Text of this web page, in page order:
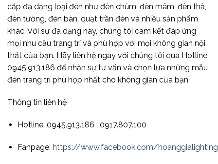
cấp đa dạng loại đèn như đèn chùm, đèn mâm, đèn thả,
đèn tường, đèn bàn, quạt trần đèn và nhiều sản phẩm
khác. Với sự đa dạng này, chúng tôi cam kết đáp ứng
mọi nhu cầu trang trí và phù hợp với mọi không gian nội
thất của bạn. Hãy liên hệ ngay với chúng tôi qua Hotline
0945.913.186 để nhận sự tư vấn và chọn lựa những mẫu
đèn trang trí phù hợp nhất cho không gian của bạn.
Thông tin liên hệ
Hotline: 0945.913.186 ; 0917.807.100
Fanpage: https://www.facebook.com/